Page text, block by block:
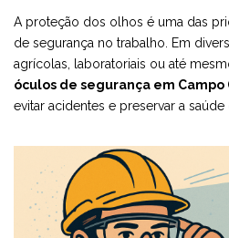
A proteção dos olhos é uma das
de segurança no trabalho. Em
agrícolas, laboratoriais ou até
óculos de segurança em Campo
evitar acidentes e preservar a